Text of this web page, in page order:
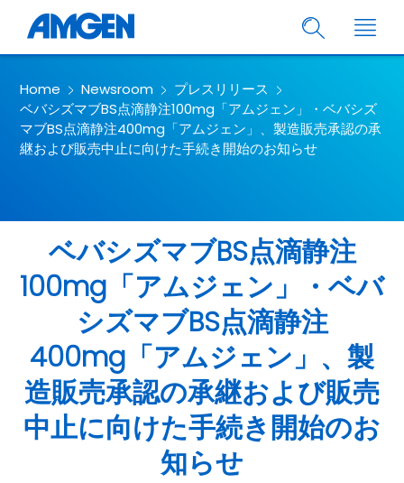
Home Newsroom
プレスリリース
ベバシズマブBS点滴静注100mg「アムジェン」・ベバシズ
マブBS点滴静注400mg「アムジェン」、製造販売承認の承
継および販売中止に向けた手続き開始のお知らせ
ベバシズマブBS点滴静注
100mg「アムジェン」・ベバ
シズマブBS点滴静注
400mg「アムジェン」、製
造販売承認の承継および販売
中止に向けた手続き開始のお
知らせ